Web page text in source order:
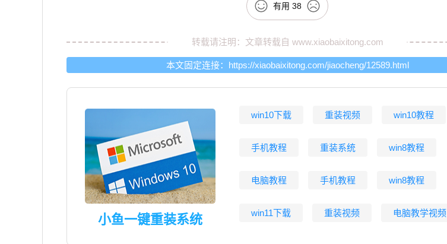
有用 38
转载请注明：文章转载自 www.xiaobaixitong.com
本文固定连接： https://xiaobaixitong.com/jiaocheng/12589.html
小鱼一键重装系统
win10下载 重装视频 win10教程
手机教程 重装系统 win8教程
电脑教程 手机教程 win8教程
win11下载 重装视频 电脑教学视频